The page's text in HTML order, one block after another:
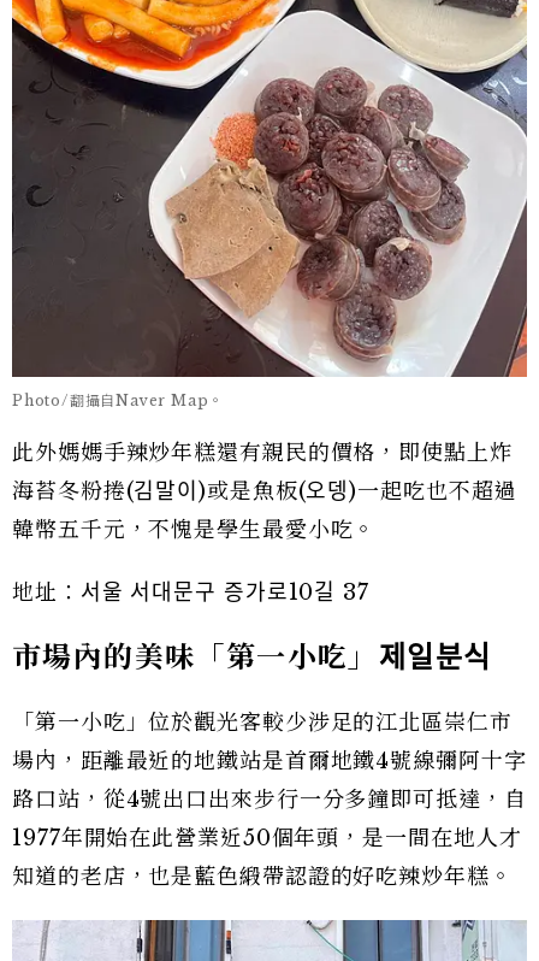
Photo/翻攝自Naver Map。
此外媽媽手辣炒年糕還有親民的價格，即使點上炸
海苔冬粉捲(김말이)或是魚板(오뎅)一起吃也不超過
韓幣五千元，不愧是學生最愛小吃。
地址：서울 서대문구 증가로10길 37
市場內的美味「第一小吃」 제일분식
「第一小吃」位於觀光客較少涉足的江北區崇仁市
場內，距離最近的地鐵站是首爾地鐵4號線彌阿十字
路口站，從4號出口出來步行一分多鐘即可抵達，自
1977年開始在此營業近50個年頭，是一間在地人才
知道的老店，也是藍色緞帶認證的好吃辣炒年糕。